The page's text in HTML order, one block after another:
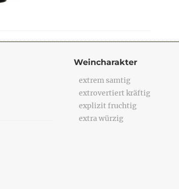
Weincharakter
extrem samtig
extrovertiert kräftig
explizit fruchtig
extra würzig